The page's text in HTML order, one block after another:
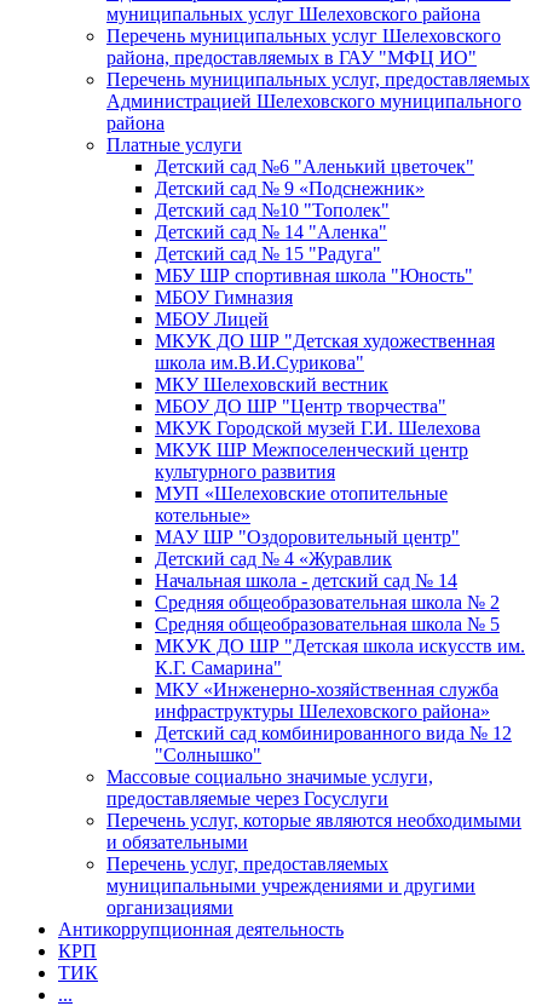
муниципальных услуг Шелеховского района
Перечень муниципальных услуг Шелеховского
района, предоставляемых в ГАУ "МФЦ ИО"
Перечень муниципальных услуг, предоставляемых
Администрацией Шелеховского муниципального
района
Платные услуги
Детский сад №6 "Аленький цветочек"
Детский сад № 9 «Подснежник»
Детский сад №10 "Тополек"
Детский сад № 14 "Аленка"
Детский сад № 15 "Радуга"
МБУ ШР спортивная школа "Юность"
МБОУ Гимназия
МБОУ Лицей
МКУК ДО ШР "Детская художественная
школа им.В.И.Сурикова"
МКУ Шелеховский вестник
МБОУ ДО ШР "Центр творчества"
МКУК Городской музей Г.И. Шелехова
МКУК ШР Межпоселенческий центр
культурного развития
МУП «Шелеховские отопительные
котельные»
МАУ ШР "Оздоровительный центр"
Детский сад № 4 «Журавлик
Начальная школа - детский сад № 14
Средняя общеобразовательная школа № 2
Средняя общеобразовательная школа № 5
МКУК ДО ШР "Детская школа искусств им.
К.Г. Самарина"
МКУ «Инженерно-хозяйственная служба
инфраструктуры Шелеховского района»
Детский сад комбинированного вида № 12
"Солнышко"
Массовые социально значимые услуги,
предоставляемые через Госуслуги
Перечень услуг, которые являются необходимыми
и обязательными
Перечень услуг, предоставляемых
муниципальными учреждениями и другими
организациями
Антикоррупционная деятельность
КРП
ТИК
...